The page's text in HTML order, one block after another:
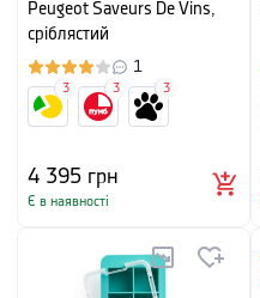
Peugeot Saveurs De Vins,
сріблястий
1
4 395 грн
Є в наявності
3 3 3